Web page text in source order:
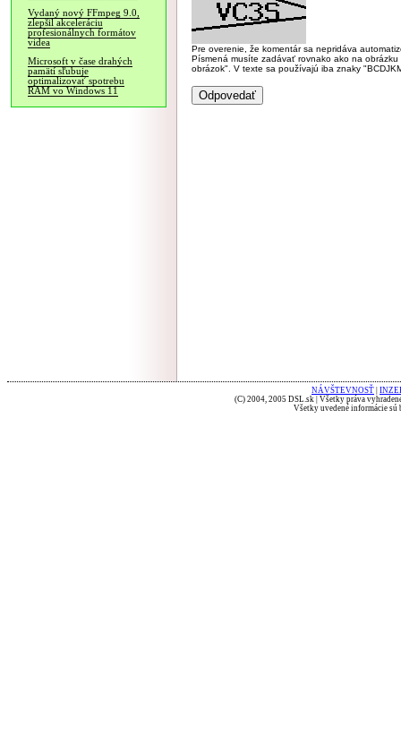
Vydaný nový FFmpeg 9.0,
zlepšil akceleráciu
profesionálnych formátov
videa
Microsoft v čase drahých
pamätí sľubuje
optimalizovať spotrebu
RAM vo Windows 11
Pre overenie, že komentár sa nepridáva
Písmená musíte zadávať rovnako ako na
obrázok". V texte sa používajú iba znaky
NÁVŠTEVNOSŤ
(C) 2004, 2005 DSL.sk | Všetky práva
Všetky uvedené informácie sú